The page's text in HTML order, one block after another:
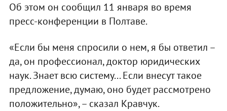
Об этом он сообщил 11 января во время
пресс-конференции в Полтаве.
«Если бы меня спросили о нем, я бы ответил –
да, он профессионал, доктор юридических
наук. Знает всю систему... Если внесут такое
предложение, думаю, оно будет рассмотрено
положительно», – сказал Кравчук.